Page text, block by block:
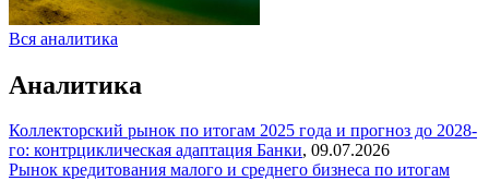
Вся аналитика
Аналитика
Коллекторский рынок по итогам 2025 года и прогноз до 2028-
го: контрциклическая адаптация Банки, 09.07.2026
Рынок кредитования малого и среднего бизнеса по итогам